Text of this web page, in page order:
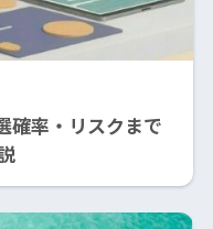
確率・リスクまで